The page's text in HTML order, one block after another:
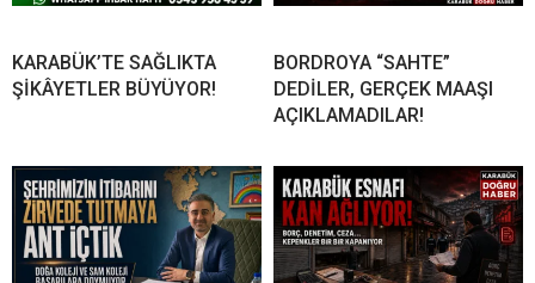
KARABÜK’TE SAĞLIKTA
ŞİKÂYETLER BÜYÜYOR!
BORDROYA “SAHTE”
DEDİLER, GERÇEK MAAŞI
AÇIKLAMADILAR!